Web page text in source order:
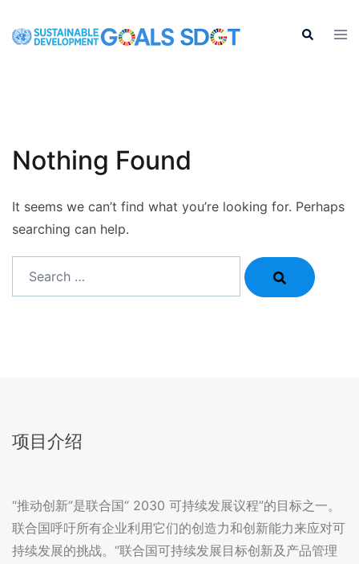
Search
Nothing Found
It seems we can’t find what you’re looking for. Perhaps
searching can help.
项目介绍
“推动创新”是联合国“ 2030 可持续发展议程”的目标之一。
联合国呼吁所有企业利用它们的创造力和创新能力来应对可
持续发展的挑战。“联合国可持续发展目标创新及产品管理